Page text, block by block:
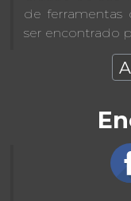
de ferramentas
ser encontrado